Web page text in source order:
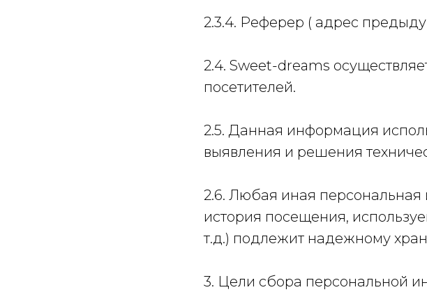
2.3.4. Реферер ( адрес
2.4. Sweet-dreams
посетителей.
2.5. Данная информация
выявления и решения
2.6. Любая иная
история посещения,
т.д.) подлежит надежному
3. Цели сбора персональной